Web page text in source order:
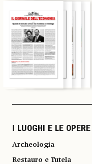
I LUOGHI E LE OPERE
Archeologia
Restauro e Tutela